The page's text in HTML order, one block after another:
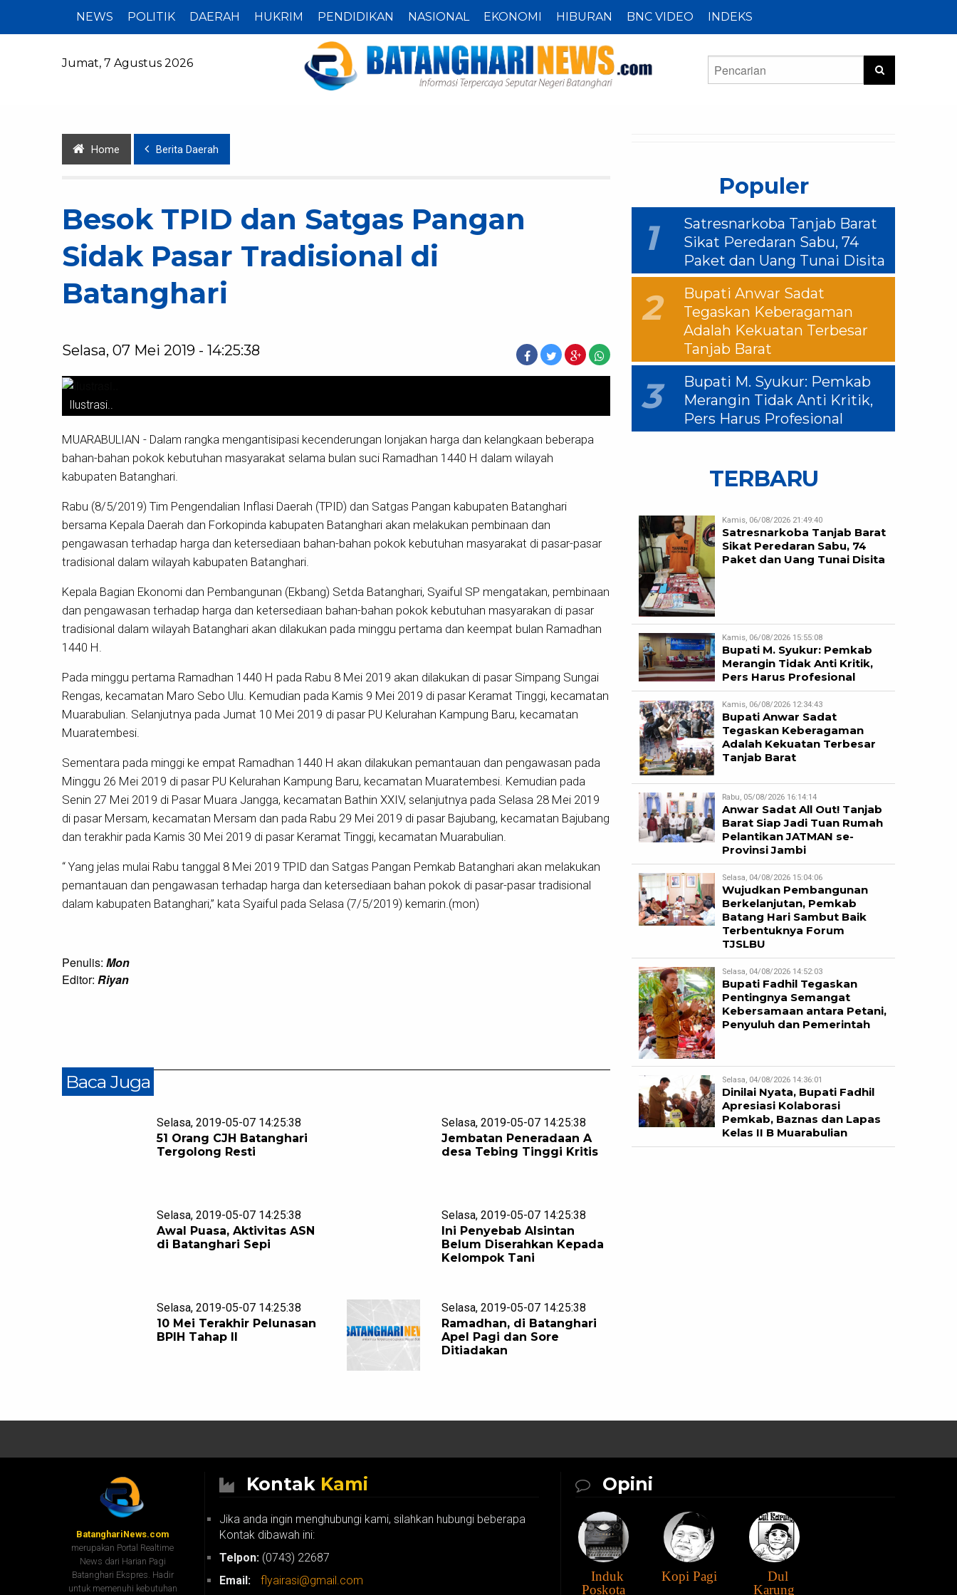
NEWS POLITIK DAERAH HUKRIM PENDIDIKAN NASIONAL EKONOMI HIBURAN BNC VIDEO INDEKS
Jumat, 7 Agustus 2026
Home Berita Daerah
Besok TPID dan Satgas Pangan
Sidak Pasar Tradisional di
Batanghari
Selasa, 07 Mei 2019 - 14:25:38
Ilustrasi..
MUARABULIAN - Dalam rangka mengantisipasi kecenderungan lonjakan harga dan kelangkaan beberapa
bahan-bahan pokok kebutuhan masyarakat selama bulan suci Ramadhan 1440 H dalam wilayah
kabupaten Batanghari.
Rabu (8/5/2019) Tim Pengendalian Inflasi Daerah (TPID) dan Satgas Pangan kabupaten Batanghari
bersama Kepala Daerah dan Forkopinda kabupaten Batanghari akan melakukan pembinaan dan
pengawasan terhadap harga dan ketersediaan bahan-bahan pokok kebutuhan masyarakat di pasar-pasar
tradisional dalam wilayah kabupaten Batanghari.
Kepala Bagian Ekonomi dan Pembangunan (Ekbang) Setda Batanghari, Syaiful SP mengatakan, pembinaan
dan pengawasan terhadap harga dan ketersediaan bahan-bahan pokok kebutuhan masyarakan di pasar
tradisional dalam wilayah Batanghari akan dilakukan pada minggu pertama dan keempat bulan Ramadhan
1440 H.
Pada minggu pertama Ramadhan 1440 H pada Rabu 8 Mei 2019 akan dilakukan di pasar Simpang Sungai
Rengas, kecamatan Maro Sebo Ulu. Kemudian pada Kamis 9 Mei 2019 di pasar Keramat Tinggi, kecamatan
Muarabulian. Selanjutnya pada Jumat 10 Mei 2019 di pasar PU Kelurahan Kampung Baru, kecamatan
Muaratembesi.
Sementara pada minggi ke empat Ramadhan 1440 H akan dilakukan pemantauan dan pengawasan pada
Minggu 26 Mei 2019 di pasar PU Kelurahan Kampung Baru, kecamatan Muaratembesi. Kemudian pada
Senin 27 Mei 2019 di Pasar Muara Jangga, kecamatan Bathin XXIV, selanjutnya pada Selasa 28 Mei 2019
di pasar Mersam, kecamatan Mersam dan pada Rabu 29 Mei 2019 di pasar Bajubang, kecamatan Bajubang
dan terakhir pada Kamis 30 Mei 2019 di pasar Keramat Tinggi, kecamatan Muarabulian.
“ Yang jelas mulai Rabu tanggal 8 Mei 2019 TPID dan Satgas Pangan Pemkab Batanghari akan melakukan
pemantauan dan pengawasan terhadap harga dan ketersediaan bahan pokok di pasar-pasar tradisional
dalam kabupaten Batanghari,” kata Syaiful pada Selasa (7/5/2019) kemarin.(mon)
Penulis: Mon
Editor: Riyan
Baca Juga
Selasa, 2019-05-07 14:25:38
51 Orang CJH Batanghari
Tergolong Resti
Selasa, 2019-05-07 14:25:38
Jembatan Peneradaan A
desa Tebing Tinggi Kritis
Selasa, 2019-05-07 14:25:38
Awal Puasa, Aktivitas ASN
di Batanghari Sepi
Selasa, 2019-05-07 14:25:38
Ini Penyebab Alsintan
Belum Diserahkan Kepada
Kelompok Tani
Selasa, 2019-05-07 14:25:38
10 Mei Terakhir Pelunasan
BPIH Tahap II
Selasa, 2019-05-07 14:25:38
Ramadhan, di Batanghari
Apel Pagi dan Sore
Ditiadakan
Populer
1
Satresnarkoba Tanjab Barat
Sikat Peredaran Sabu, 74
Paket dan Uang Tunai Disita
2
Bupati Anwar Sadat
Tegaskan Keberagaman
Adalah Kekuatan Terbesar
Tanjab Barat
3
Bupati M. Syukur: Pemkab
Merangin Tidak Anti Kritik,
Pers Harus Profesional
TERBARU
Kamis, 06/08/2026 21:49:40
Satresnarkoba Tanjab Barat
Sikat Peredaran Sabu, 74
Paket dan Uang Tunai Disita
Kamis, 06/08/2026 15:55:08
Bupati M. Syukur: Pemkab
Merangin Tidak Anti Kritik,
Pers Harus Profesional
Kamis, 06/08/2026 12:34:43
Bupati Anwar Sadat
Tegaskan Keberagaman
Adalah Kekuatan Terbesar
Tanjab Barat
Rabu, 05/08/2026 16:14:14
Anwar Sadat All Out! Tanjab
Barat Siap Jadi Tuan Rumah
Pelantikan JATMAN se-
Provinsi Jambi
Selasa, 04/08/2026 15:04:06
Wujudkan Pembangunan
Berkelanjutan, Pemkab
Batang Hari Sambut Baik
Terbentuknya Forum
TJSLBU
Selasa, 04/08/2026 14:52:03
Bupati Fadhil Tegaskan
Pentingnya Semangat
Kebersamaan antara Petani,
Penyuluh dan Pemerintah
Selasa, 04/08/2026 14:36:01
Dinilai Nyata, Bupati Fadhil
Apresiasi Kolaborasi
Pemkab, Baznas dan Lapas
Kelas II B Muarabulian
BatanghariNews.com
merupakan Portal Realtime
News dari Harian Pagi
Batanghari Ekspres. Hadir
untuk memenuhi kebutuhan
Kontak Kami
Jika anda ingin menghubungi kami, silahkan hubungi beberapa
Kontak dibawah ini:
Telpon: (0743) 22687
Email:
flyairasi@gmail.com
Opini
Induk
Poskota
Kopi Pagi
Dul
Karung